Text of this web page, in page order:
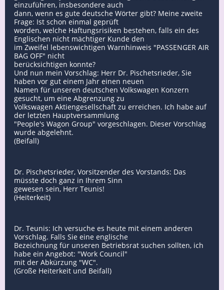
einzuführen, insbesondere auch
dann, wenn es gute deutsche Wörter gibt? Meine zweite
Frage: Ist schon einmal geprüft
worden, welche Haftungsrisiken bestehen, falls ein des
Englischen nicht mächtiger Kunde den
im Zweifel lebenswichtigen Warnhinweis "PASSENGER AIR
BAG OFF" nicht
berücksichtigen konnte?
Und nun mein Vorschlag: Herr Dr. Pischetsrieder, Sie
haben vor gut einem Jahr einen neuen
Namen für unseren deutschen Volkswagen Konzern
gesucht, um eine Abgrenzung zu
Volkswagen Aktiengesellschaft zu erreichen. Ich habe auf
der letzten Hauptversammlung
"People's Wagon Group" vorgeschlagen. Dieser Vorschlag
wurde abgelehnt.
(Beifall)
Dr. Pischetsrieder, Vorsitzender des Vorstands: Das
müsste doch ganz in Ihrem Sinn
gewesen sein, Herr Teunis!
(Heiterkeit)
Dr. Teunis: Ich versuche es heute mit einem anderen
Vorschlag. Falls Sie eine englische
Bezeichnung für unseren Betriebsrat suchen sollten, ich
habe ein Angebot: "Work Council"
mit der Abkürzung "WC".
(Große Heiterkeit und Beifall)